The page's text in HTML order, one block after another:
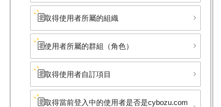
取得使用者所屬的組織
使用者所屬的群組​（角色）
取得使用者自訂項目
取得當前登入中的使用者是否是cybozu.com